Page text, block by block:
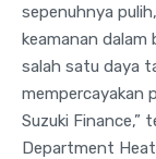
sepenuhnya
keamanan dalam
salah satu daya
mempercayakan
Suzuki Finance,”
Department Heat